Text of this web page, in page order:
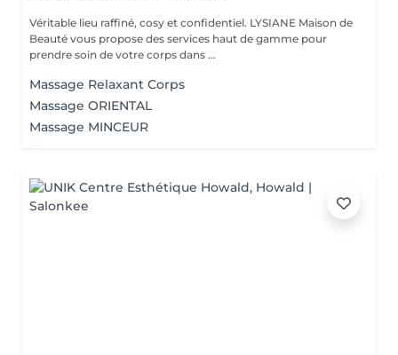
Véritable lieu raffiné, cosy et confidentiel. LYSIANE Maison de
Beauté vous propose des services haut de gamme pour
prendre soin de votre corps dans ...
Massage Relaxant Corps
Massage ORIENTAL
Massage MINCEUR